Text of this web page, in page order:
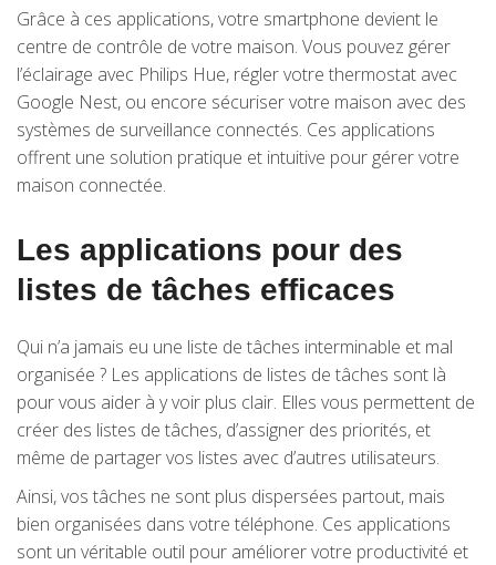
Grâce à ces applications, votre smartphone devient le
centre de contrôle de votre maison. Vous pouvez gérer
l’éclairage avec Philips Hue, régler votre thermostat avec
Google Nest, ou encore sécuriser votre maison avec des
systèmes de surveillance connectés. Ces applications
offrent une solution pratique et intuitive pour gérer votre
maison connectée.
Les applications pour des
listes de tâches efficaces
Qui n’a jamais eu une liste de tâches interminable et mal
organisée ? Les applications de listes de tâches sont là
pour vous aider à y voir plus clair. Elles vous permettent de
créer des listes de tâches, d’assigner des priorités, et
même de partager vos listes avec d’autres utilisateurs.
Ainsi, vos tâches ne sont plus dispersées partout, mais
bien organisées dans votre téléphone. Ces applications
sont un véritable outil pour améliorer votre productivité et